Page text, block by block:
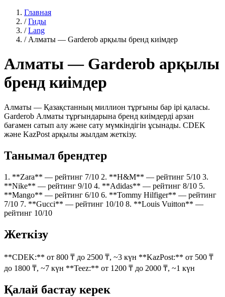
Главная
/ Гиды
/ Lang
/ Алматы — Garderob арқылы бренд киімдер
Алматы — Garderob арқылы
бренд киімдер
Алматы — Қазақстанның миллион тұрғыны бар ірі қаласы.
Garderob Алматы тұрғындарына бренд киімдерді арзан
бағамен сатып алу және сату мүмкіндігін ұсынады. CDEK
және KazPost арқылы жылдам жеткізу.
Танымал брендтер
1. **Zara** — рейтинг 7/10 2. **H&M** — рейтинг 5/10 3.
**Nike** — рейтинг 9/10 4. **Adidas** — рейтинг 8/10 5.
**Mango** — рейтинг 6/10 6. **Tommy Hilfiger** — рейтинг
7/10 7. **Gucci** — рейтинг 10/10 8. **Louis Vuitton** —
рейтинг 10/10
Жеткізу
**CDEK:** от 800 ₸ до 2500 ₸, ~3 күн **KazPost:** от 500 ₸
до 1800 ₸, ~7 күн **Teez:** от 1200 ₸ до 2000 ₸, ~1 күн
Қалай бастау керек